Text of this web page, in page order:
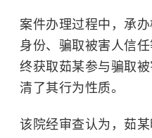
案件办理过程中，承
身份、骗取被害人信
终获取茹某参与骗取
清了其行为性质。
该院经审查认为，茹